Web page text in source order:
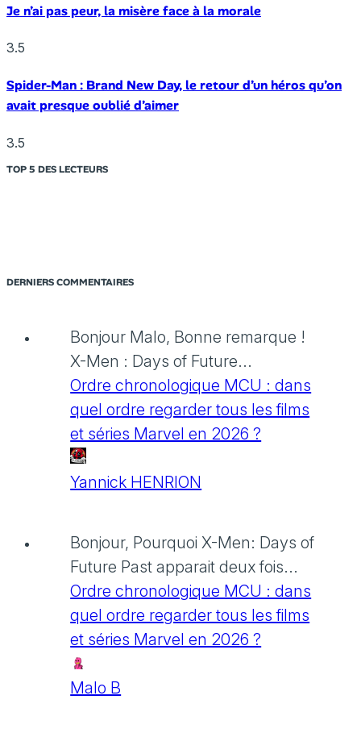
Je n’ai pas peur, la misère face à la morale
3.5
Spider-Man : Brand New Day, le retour d’un héros qu’on
avait presque oublié d’aimer
3.5
TOP 5 DES LECTEURS
DERNIERS COMMENTAIRES
Bonjour Malo, Bonne remarque !
X-Men : Days of Future...
Ordre chronologique MCU : dans
quel ordre regarder tous les films
et séries Marvel en 2026 ?
Yannick HENRION
Bonjour, Pourquoi X-Men: Days of
Future Past apparait deux fois...
Ordre chronologique MCU : dans
quel ordre regarder tous les films
et séries Marvel en 2026 ?
Malo B